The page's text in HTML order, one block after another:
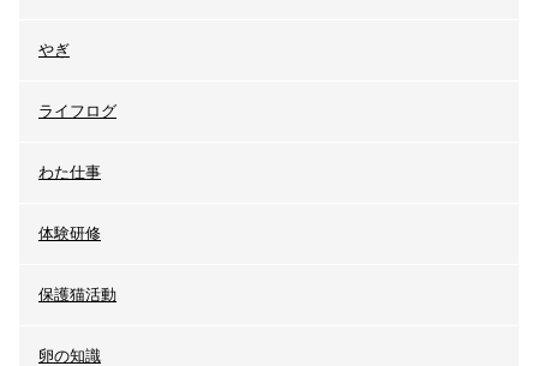
やぎ
ライフログ
わた仕事
体験研修
保護猫活動
卵の知識